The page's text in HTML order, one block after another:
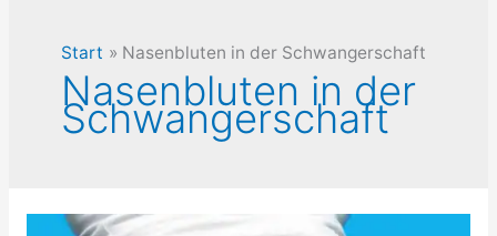
Start Nasenbluten in der Schwangerschaft
Nasenbluten in der
Schwangerschaft